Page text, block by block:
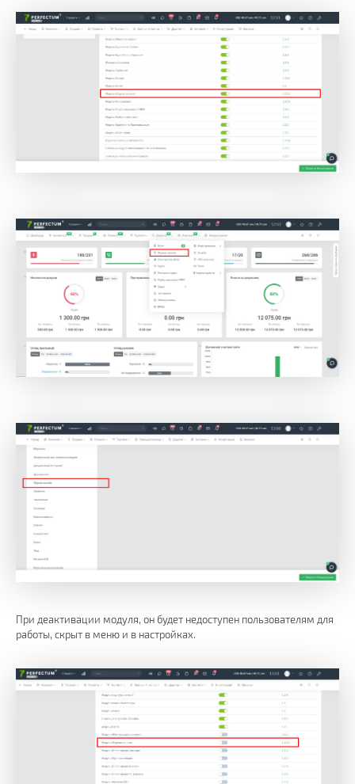
При деактивации модуля, он будет недоступен пользователям для
работы, скрыт в меню и в настройках.